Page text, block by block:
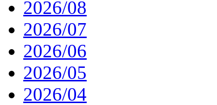
2026/08
2026/07
2026/06
2026/05
2026/04